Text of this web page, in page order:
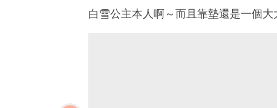
白雪公主本人啊～而且靠墊還是一個大